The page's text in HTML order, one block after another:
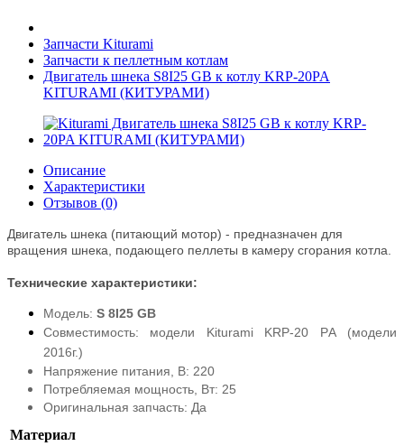
Запчасти Kiturami
Запчасти к пеллетным котлам
Двигатель шнека S8I25 GB к котлу KRP-20PA
KITURAMI (КИТУРАМИ)
Описание
Характеристики
Отзывов (0)
Двигатель шнека (питающий мотор) - предназначен для
вращения шнека, подающего пеллеты в камеру сгорания котла.
Технические характеристики:
Модель: S 8I25 GB
Совместимость: модели Kiturami KRP-20 PА (модели
2016г.)
Напряжение питания, В: 220
Потребляемая мощность, Вт: 25
Оригинальная запчасть: Да
Материал